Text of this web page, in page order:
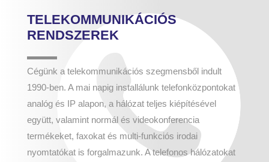
TELEKOMMUNIKÁCIÓS
RENDSZEREK
Cégünk a telekommunikációs szegmensből indult
1990-ben. A mai napig installálunk telefonközpontokat
analóg és IP alapon, a hálózat teljes kiépítésével
együtt, valamint normál és videokonferencia
termékeket, faxokat és multi-funkciós irodai
nyomtatókat is forgalmazunk. A telefonos hálózatokat